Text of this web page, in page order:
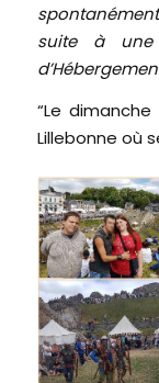
suite à une
“Le
Lillebonne où